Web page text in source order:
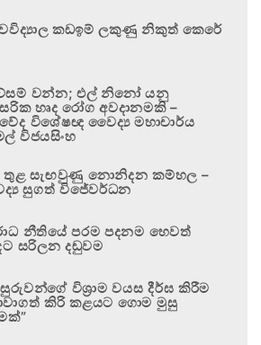
කඩඉම් ලකුණු නිකුත් කෙරේ
වන්න; එල් නිනෝ යනු
හෘද රෝග අවදානමකි –
විශේෂඥ වෛද්‍ය මහාචාර්ය
විජයසිංහ
තුළ සැඟවුණු නොනිදන කම්හල –
සුගත් විජේවර්ධන
නීතියේ පරම පදනම හෙවත්
සරිලන දඬුවම
විශ්‍රාම වයස දීර්ඝ කිරීම
කිරි කළයට ගොම මුසු